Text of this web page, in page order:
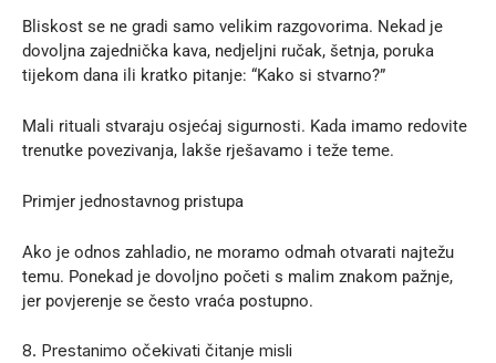
Bliskost se ne gradi samo velikim razgovorima. Nekad je
dovoljna zajednička kava, nedjeljni ručak, šetnja, poruka
tijekom dana ili kratko pitanje: “Kako si stvarno?”
Mali rituali stvaraju osjećaj sigurnosti. Kada imamo redovite
trenutke povezivanja, lakše rješavamo i teže teme.
Primjer jednostavnog pristupa
Ako je odnos zahladio, ne moramo odmah otvarati najtežu
temu. Ponekad je dovoljno početi s malim znakom pažnje,
jer povjerenje se često vraća postupno.
8. Prestanimo očekivati čitanje misli